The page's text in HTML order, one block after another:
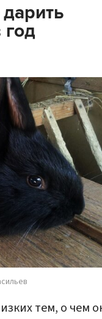
тем, о чем